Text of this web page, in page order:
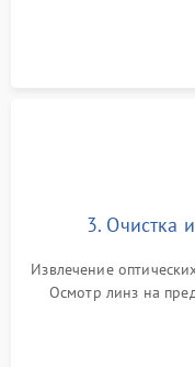
внутренних
уплотнительных
3. Очистка
Извлечение
Осмотр линз на
покрытия или
спецрастворами.